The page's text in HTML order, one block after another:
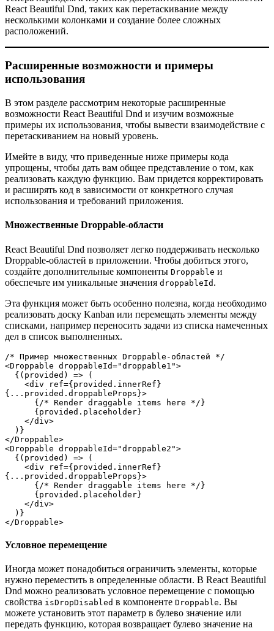
React Beautiful Dnd, таких как перетаскивание между
несколькими колонками и создание более сложных
расположений.
Расширенные возможности и примеры
использования
В этом разделе рассмотрим некоторые расширенные
возможности React Beautiful Dnd и изучим возможные
примеры их использования, чтобы вывести взаимодействие с
перетаскиванием на новый уровень.
Имейте в виду, что приведенные ниже примеры кода
упрощены, чтобы дать вам общее представление о том, как
реализовать каждую функцию. Вам придется корректировать
и расширять код в зависимости от конкретного случая
использования и требований приложения.
Множественные Droppable-области
React Beautiful Dnd позволяет легко поддерживать несколько
Droppable-областей в приложении. Чтобы добиться этого,
создайте дополнительные компоненты Droppable и
обеспечьте им уникальные значения droppableId .
Эта функция может быть особенно полезна, когда необходимо
реализовать доску Kanban или перемещать элементы между
списками, например переносить задачи из списка намеченных
дел в список выполненных.
/* Пример множественных Droppable-областей */
<Droppable droppableId="droppable1">
  {(provided) => (
{...provided.droppableProps}>
      {/* Render draggable items here */}
      {provided.placeholder}
    </div>
  )}
</Droppable>
<Droppable droppableId="droppable2">
  {(provided) => (
{...provided.droppableProps}>
      {/* Render draggable items here */}
      {provided.placeholder}
    </div>
  )}
</Droppable>
Условное перемещение
Иногда может понадобиться ограничить элементы, которые
нужно переместить в определенные области. В React Beautiful
Dnd можно реализовать условное перемещение с помощью
свойства isDropDisabled в компоненте Droppable. Вы
можете установить этот параметр в булево значение или
передать функцию, которая возвращает булево значение на